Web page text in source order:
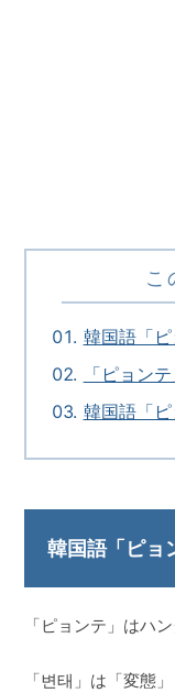
こ
韓国語「
「ピョン
韓国語「
韓国語「ピョ
「ピョンテ」はハ
「변태」は「変態